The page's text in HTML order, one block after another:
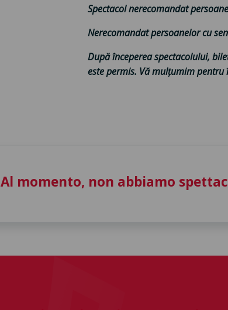
Spectacol nerecomandat
Nerecomandat persoanelor cu
După începerea spectacolului,
este permis. Vă mulțumim pentru
Al momento, non abbiamo